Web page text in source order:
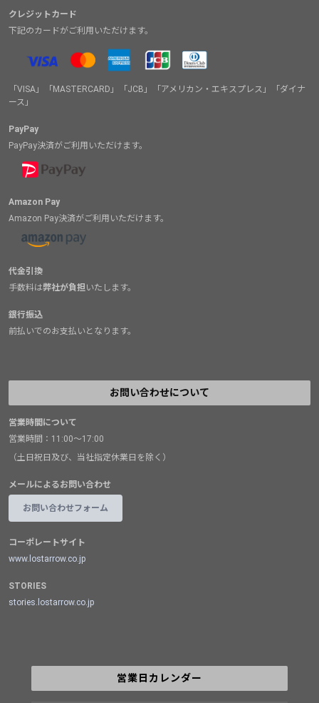
クレジットカード
下記のカードがご利用いただけます。
「VISA」「MASTERCARD」「JCB」「アメリカン・エキスプレス」「ダイナ
ース」
PayPay
PayPay決済がご利用いただけます。
Amazon Pay
Amazon Pay決済がご利用いただけます。
代金引換
手数料は弊社が負担 いたします。
銀行振込
前払いでのお支払いとなります。
お問い合わせについて
営業時間について
営業時間：11:00～17:00
（土日祝日及び、当社指定休業日を除く）
メールによるお問い合わせ
お問い合わせフォーム
コーポレートサイト
www.lostarrow.co.jp
STORIES
stories.lostarrow.co.jp
営業日カレンダー